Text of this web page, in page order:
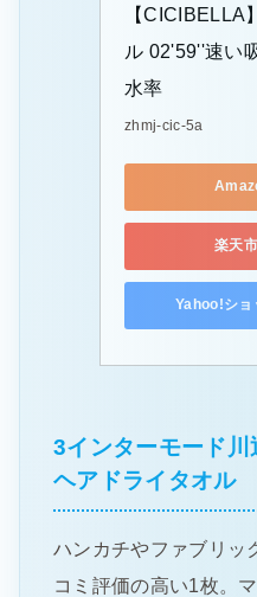
【CICIBELLA
ル 02'59''速い
水率
zhmj-cic-5a
楽天
Yahoo!ショ
3インターモード
ヘアドライタオル
ハンカチやファブリッ
コミ評価の高い1枚。